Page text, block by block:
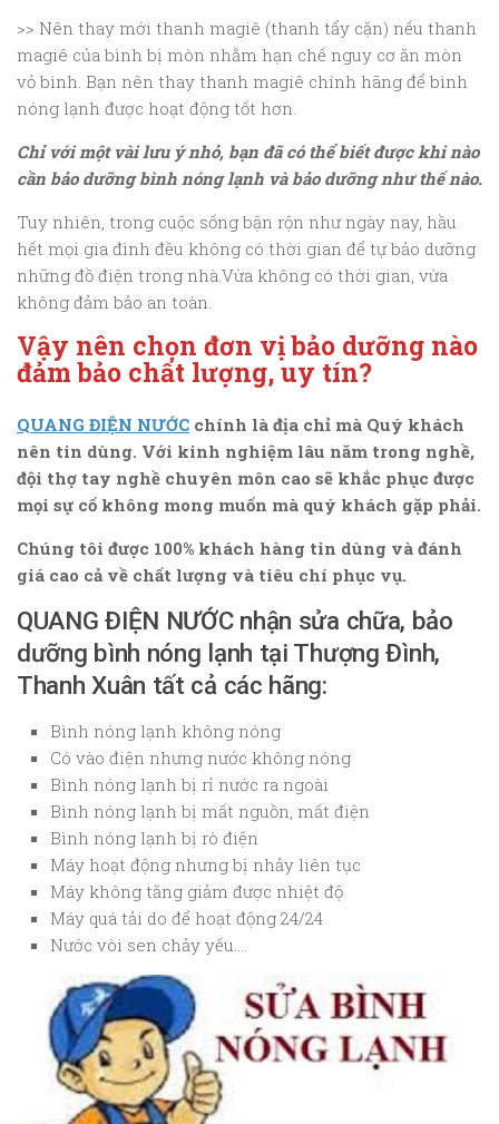
>> Nên thay mới thanh magiê (thanh tẩy cặn) nếu thanh
magiê của bình bị mòn nhằm hạn chế nguy cơ ăn mòn
vỏ bình. Bạn nên thay thanh magiê chính hãng để bình
nóng lạnh được hoạt động tốt hơn.
Chỉ với một vài lưu ý nhỏ, bạn đã có thể biết được khi nào
cần bảo dưỡng bình nóng lạnh và bảo dưỡng như thế nào.
Tuy nhiên, trong cuộc sống bận rộn như ngày nay, hầu
hết mọi gia đình đều không có thời gian để tự bảo dưỡng
những đồ điện trong nhà.Vừa không có thời gian, vừa
không đảm bảo an toàn.
Vậy nên chọn đơn vị bảo dưỡng nào
đảm bảo chất lượng, uy tín?
QUANG ĐIỆN NƯỚC chính là địa chỉ mà Quý khách
nên tin dùng. Với kinh nghiệm lâu năm trong nghề,
đội thợ tay nghề chuyên môn cao sẽ khắc phục được
mọi sự cố không mong muốn mà quý khách gặp phải.
Chúng tôi được 100% khách hàng tin dùng và đánh
giá cao cả về chất lượng và tiêu chí phục vụ.
QUANG ĐIỆN NƯỚC nhận sửa chữa, bảo
dưỡng bình nóng lạnh tại Thượng Đình,
Thanh Xuân tất cả các hãng:
Bình nóng lạnh không nóng
Có vào điện nhưng nước không nóng
Bình nóng lạnh bị rỉ nước ra ngoài
Bình nóng lạnh bị mất nguồn, mất điện
Bình nóng lạnh bị rò điện
Máy hoạt động nhưng bị nhảy liên tục
Máy không tăng giảm được nhiệt độ
Máy quá tải do để hoạt động 24/24
Nước vòi sen chảy yếu….